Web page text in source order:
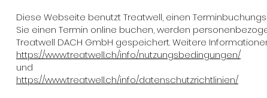
Diese Webseite benutzt Treatwell, einen
Sie einen Termin online buchen, werden
Treatwell DACH GmbH gespeichert. Weitere
https://www.treatwell.ch/info/nutzungsbedingungen/
und
https://www.treatwell.ch/info/datenschutzrichtlinien/